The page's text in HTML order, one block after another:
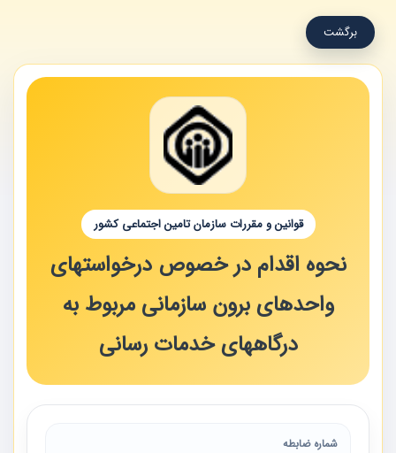
برگشت
قوانین و مقررات سازمان تامین اجتماعی کشور
نحوه اقدام در خصوص درخواستهای
واحدهای برون سازمانی مربوط به
درگاههای خدمات رسانی
شماره ضابطه